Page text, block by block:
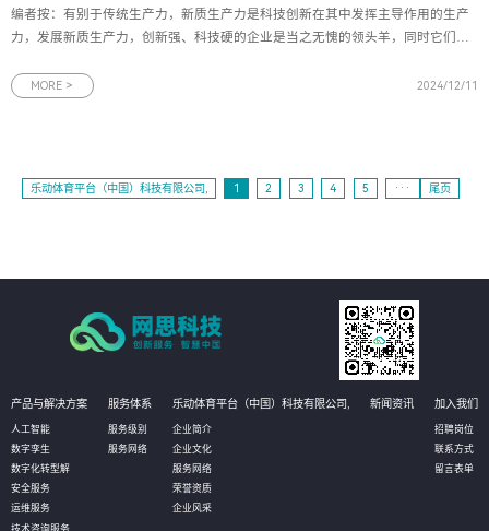
编者按：有别于传统生产力，新质生产力是科技创新在其中发挥主导作用的生产
力，发展新质生产力，创新强、科技硬的企业是当之无愧的领头羊，同时它们也
产”等特征，邮储银行广州市分行践行大行担当，探索创新、专业的金融产品和服
MORE > 2024/12/11
乐动体育平台（中国）科技有限公司, 1 2 3 4 5 ··· 尾页
产品与解决方案
人工智能
数字孪生
数字化转型解
安全服务
运维服务
技术咨询服务
服务体系
服务级别
服务网络
乐动体育平台（中国）科技有限公司,
企业简介
企业文化
服务网络
荣誉资质
企业风采
新闻资讯 加入我们
招聘岗位
联系方式
留言表单